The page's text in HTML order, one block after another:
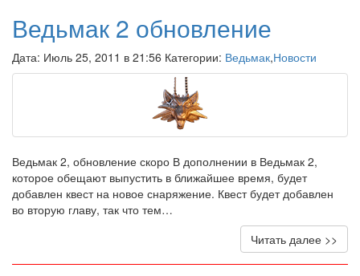
Ведьмак 2 обновление
Дата: Июль 25, 2011 в 21:56 Категории: Ведьмак,Новости
Ведьмак 2, обновление скоро В дополнении в Ведьмак 2,
которое обещают выпустить в ближайшее время, будет
добавлен квест на новое снаряжение. Квест будет добавлен
во вторую главу, так что тем…
Читать далее >>